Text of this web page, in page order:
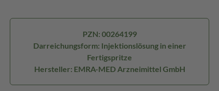
PZN: 00264199
Darreichungsform: Injektionslösung in einer
Fertigspritze
Hersteller: EMRA-MED Arzneimittel GmbH